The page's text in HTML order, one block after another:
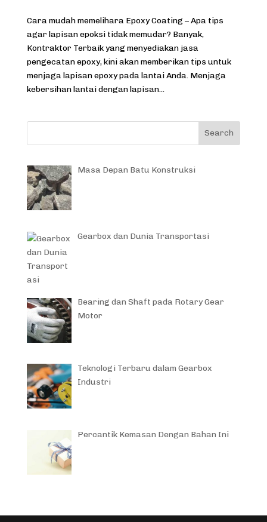
Cara mudah memelihara Epoxy Coating – Apa tips
agar lapisan epoksi tidak memudar? Banyak,
Kontraktor Terbaik yang menyediakan jasa
pengecatan epoxy, kini akan memberikan tips untuk
menjaga lapisan epoxy pada lantai Anda. Menjaga
kebersihan lantai dengan lapisan...
Masa Depan Batu Konstruksi
Gearbox dan Dunia Transportasi
Bearing dan Shaft pada Rotary Gear
Motor
Teknologi Terbaru dalam Gearbox
Industri
Percantik Kemasan Dengan Bahan Ini